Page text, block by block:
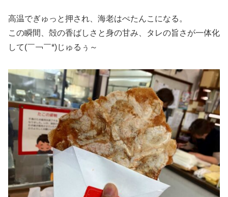
高温でぎゅっと押され、海老はぺたんこになる。
この瞬間、殻の香ばしさと身の甘み、タレの旨さが一体化
して(￣￢￣*)じゅるぅ～